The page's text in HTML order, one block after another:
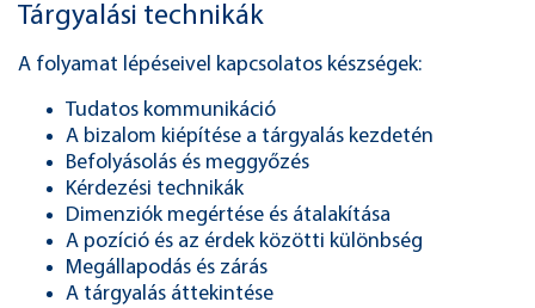
Tárgyalási technikák
A folyamat lépéseivel kapcsolatos készségek:
Tudatos kommunikáció
A bizalom kiépítése a tárgyalás kezdetén
Befolyásolás és meggyőzés
Kérdezési technikák
Dimenziók megértése és átalakítása
A pozíció és az érdek közötti különbség
Megállapodás és zárás
A tárgyalás áttekintése